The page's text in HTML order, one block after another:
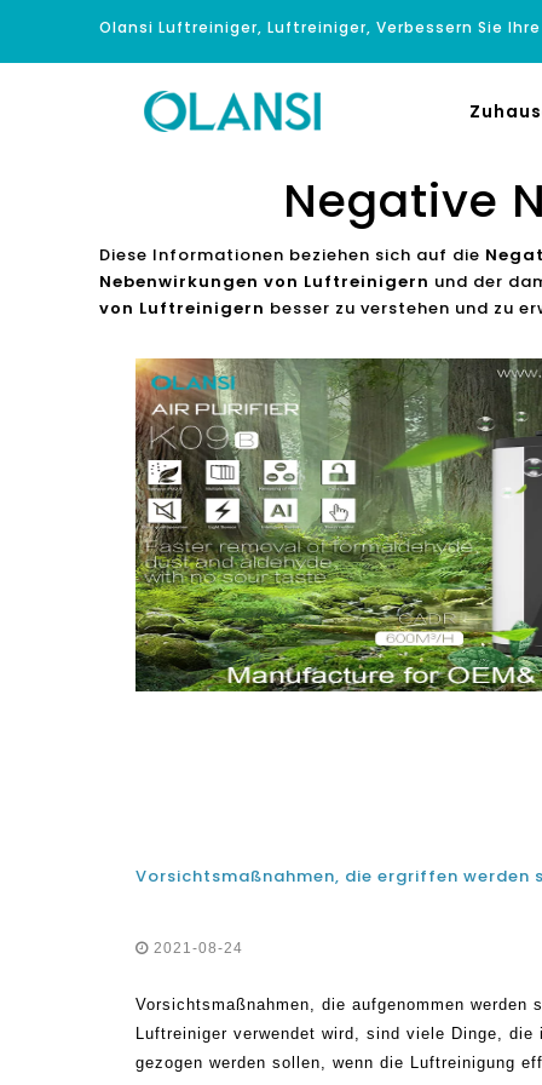
Olansi Luftreiniger, Luftreiniger, Verbessern Sie
Negative
Diese Informationen beziehen sich auf die
Nebenwirkungen von Luftreinigern und der
von Luftreinigern besser zu verstehen und zu
2021-08-24
Vorsichtsmaßnahmen, die aufgenommen werden
Luftreiniger verwendet wird, sind viele Dinge,
gezogen werden sollen, wenn die Luftreinigung